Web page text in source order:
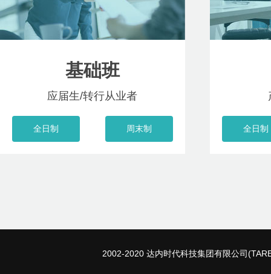
基础班
应届生/转行从业者
全日制 周末制 全日制
2002-2020 达内时代科技集团有限公司